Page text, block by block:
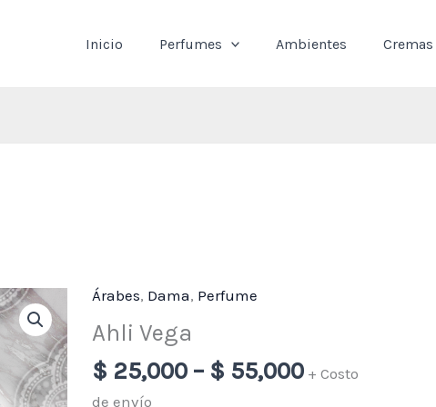
Inicio Perfumes Ambientes Cremas
Árabes, Dama, Perfume
Ahli Vega
$ 25,000 – $ 55,000through
+ Costo
de envío
Ahli
Vega